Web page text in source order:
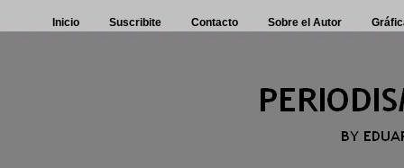
Inicio Suscribite Contacto Sobre el Autor